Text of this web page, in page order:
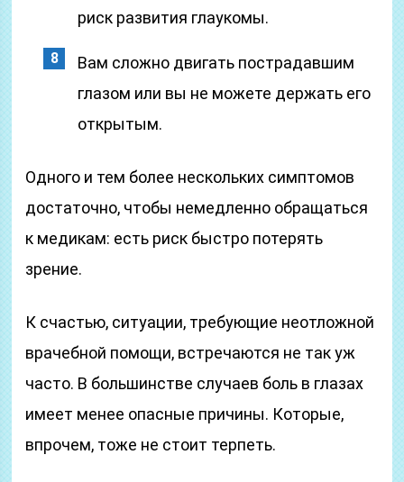
риск развития глаукомы.
Вам сложно двигать пострадавшим
глазом или вы не можете держать его
открытым.
Одного и тем более нескольких симптомов
достаточно, чтобы немедленно обращаться
к медикам: есть риск быстро потерять
зрение.
К счастью, ситуации, требующие неотложной
врачебной помощи, встречаются не так уж
часто. В большинстве случаев боль в глазах
имеет менее опасные причины. Которые,
впрочем, тоже не стоит терпеть.